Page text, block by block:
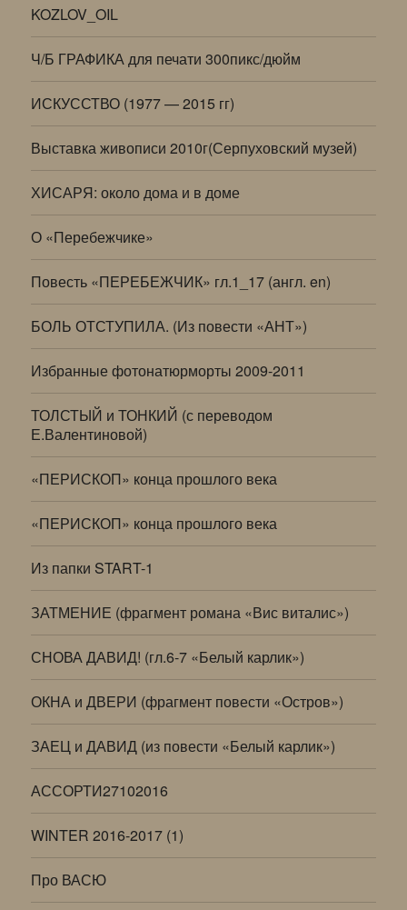
KOZLOV_OIL
Ч/Б ГРАФИКА для печати 300пикс/дюйм
ИСКУССТВО (1977 — 2015 гг)
Выставка живописи 2010г(Серпуховский музей)
ХИСАРЯ: около дома и в доме
О «Перебежчике»
Повесть «ПЕРЕБЕЖЧИК» гл.1_17 (англ. en)
БОЛЬ ОТСТУПИЛА. (Из повести «АНТ»)
Избранные фотонатюрморты 2009-2011
ТОЛСТЫЙ и ТОНКИЙ (с переводом
Е.Валентиновой)
«ПЕРИСКОП» конца прошлого века
«ПЕРИСКОП» конца прошлого века
Из папки START-1
ЗАТМЕНИЕ (фрагмент романа «Вис виталис»)
СНОВА ДАВИД! (гл.6-7 «Белый карлик»)
ОКНА и ДВЕРИ (фрагмент повести «Остров»)
ЗАЕЦ и ДАВИД (из повести «Белый карлик»)
АССОРТИ27102016
WINTER 2016-2017 (1)
Про ВАСЮ